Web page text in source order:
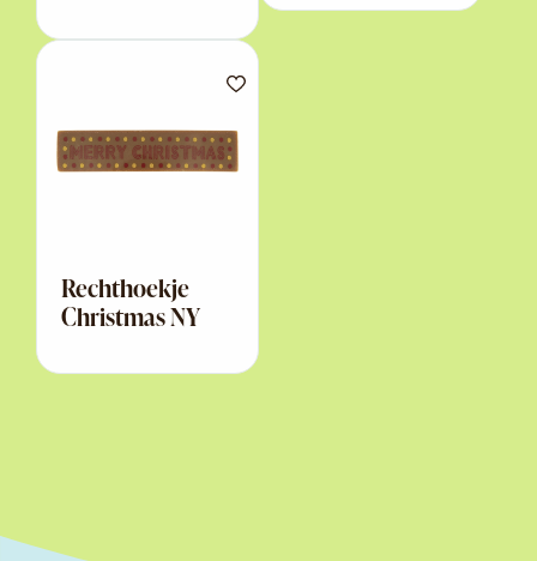
Rechthoekje
Christmas NY